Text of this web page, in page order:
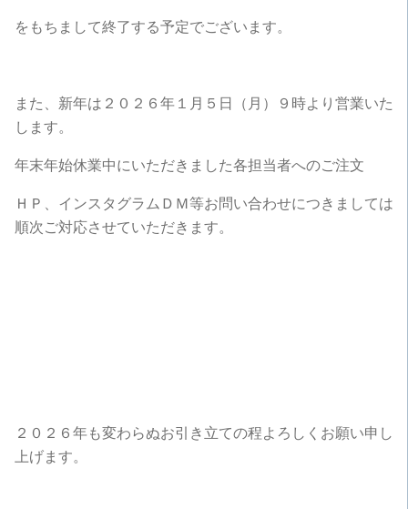
をもちまして終了する予定でございます。
また、新年は２０２６年１月５日（月）９時より営業いた
します。
年末年始休業中にいただきました各担当者へのご注文
ＨＰ、インスタグラムＤＭ等お問い合わせにつきましては
順次ご対応させていただきます。
２０２６年も変わらぬお引き立ての程よろしくお願い申し
上げます。